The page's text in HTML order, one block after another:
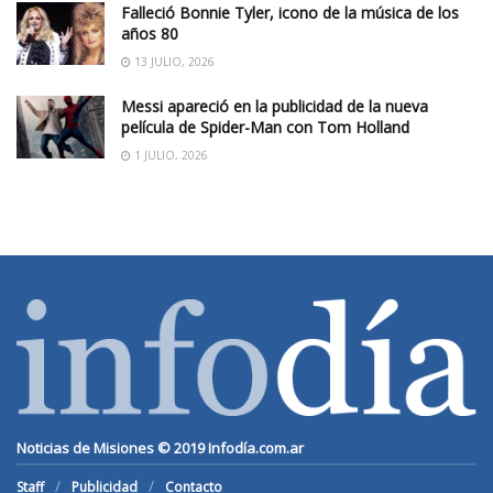
Falleció Bonnie Tyler, icono de la música de los
años 80
13 JULIO, 2026
Messi apareció en la publicidad de la nueva
película de Spider-Man con Tom Holland
1 JULIO, 2026
Noticias de Misiones © 2019Infodía.com.ar
Staff Publicidad Contacto